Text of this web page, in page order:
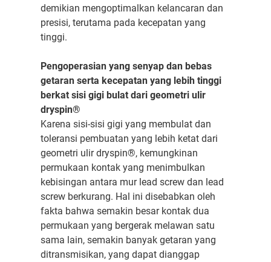
demikian mengoptimalkan kelancaran dan
presisi, terutama pada kecepatan yang
tinggi.
Pengoperasian yang senyap dan bebas
getaran serta kecepatan yang lebih tinggi
berkat sisi gigi bulat dari geometri ulir
dryspin®
Karena sisi-sisi gigi yang membulat dan
toleransi pembuatan yang lebih ketat dari
geometri ulir dryspin®, kemungkinan
permukaan kontak yang menimbulkan
kebisingan antara mur lead screw dan lead
screw berkurang. Hal ini disebabkan oleh
fakta bahwa semakin besar kontak dua
permukaan yang bergerak melawan satu
sama lain, semakin banyak getaran yang
ditransmisikan, yang dapat dianggap